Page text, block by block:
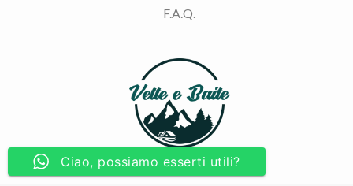
F.A.Q.
Ciao, possiamo esserti utili?